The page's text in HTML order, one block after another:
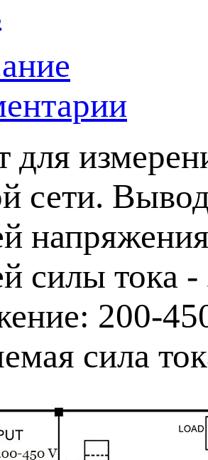
для
сети.
силы тока -
200-
сила